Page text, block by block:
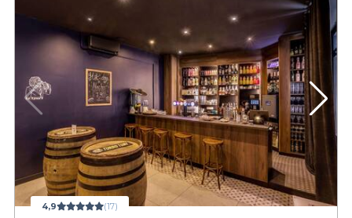
4,9 (17)